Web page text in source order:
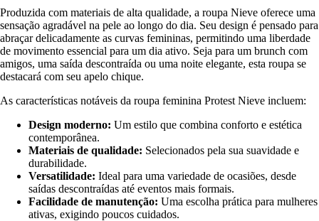
Produzida com materiais de alta qualidade, a roupa Nieve oferece uma
sensação agradável na pele ao longo do dia. Seu design é pensado para
abraçar delicadamente as curvas femininas, permitindo uma liberdade
de movimento essencial para um dia ativo. Seja para um brunch com
amigos, uma saída descontraída ou uma noite elegante, esta roupa se
destacará com seu apelo chique.
As características notáveis da roupa feminina Protest Nieve incluem:
Design moderno: Um estilo que combina conforto e estética
contemporânea.
Materiais de qualidade: Selecionados pela sua suavidade e
durabilidade.
Versatilidade: Ideal para uma variedade de ocasiões, desde
saídas descontraídas até eventos mais formais.
Facilidade de manutenção: Uma escolha prática para mulheres
ativas, exigindo poucos cuidados.